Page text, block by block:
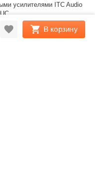
В корзину
усилителями ITC Audio
интуитивно
позволяет легко и